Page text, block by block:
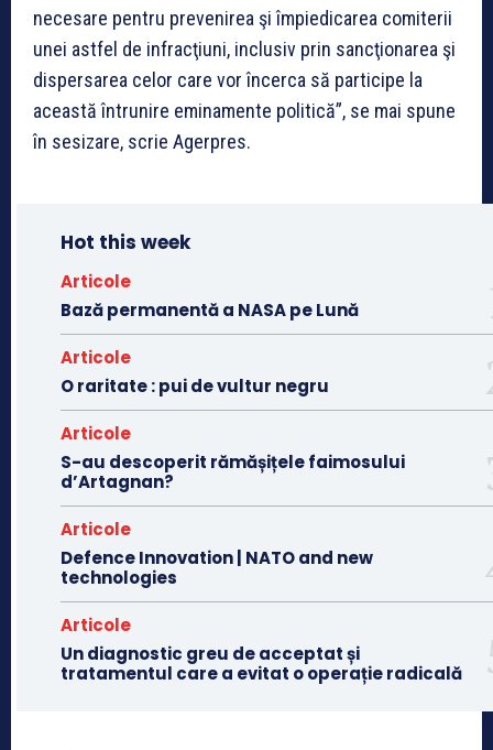
necesare pentru prevenirea şi împiedicarea comiterii
unei astfel de infracţiuni, inclusiv prin sancţionarea şi
dispersarea celor care vor încerca să participe la
această întrunire eminamente politică”, se mai spune
în sesizare, scrie Agerpres.
Hot this week
Articole
Bază permanentă a NASA pe Lună
Articole
O raritate : pui de vultur negru
Articole
S-au descoperit rămășițele faimosului
d’Artagnan?
Articole
Defence Innovation | NATO and new
technologies
Articole
Un diagnostic greu de acceptat și
tratamentul care a evitat o operație radicală